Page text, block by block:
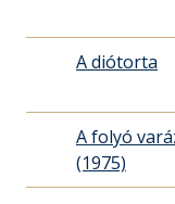
A diótorta
A folyó
(1975)